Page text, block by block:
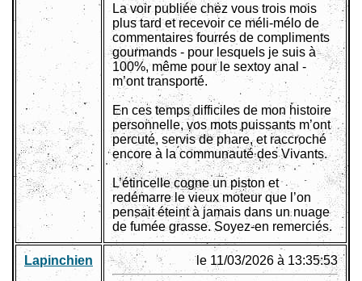
La voir publiée chez vous trois mois
plus tard et recevoir ce méli-mélo de
commentaires fourrés de compliments
gourmands - pour lesquels je suis à
100%, même pour le sextoy anal -
m’ont transporté.
En ces temps difficiles de mon histoire
personnelle, vos mots puissants m’ont
percuté, servis de phare, et raccroché
encore à la communauté des Vivants.
L’étincelle cogne un piston et
redémarre le vieux moteur que l’on
pensait éteint à jamais dans un nuage
de fumée grasse. Soyez-en remerciés.
Lapinchien le 11/03/2026 à 13:35:53